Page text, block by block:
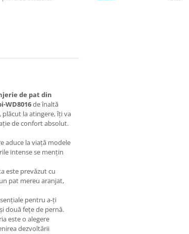
de pat din
WD8016de înaltă
la atingere, îți va
de confort absolut.
aduce la viață modele
intense se mențin
este prevăzut cu
pat mereu aranjat,
pentru a-ți
două fețe de pernă.
este o alegere
dezvoltării